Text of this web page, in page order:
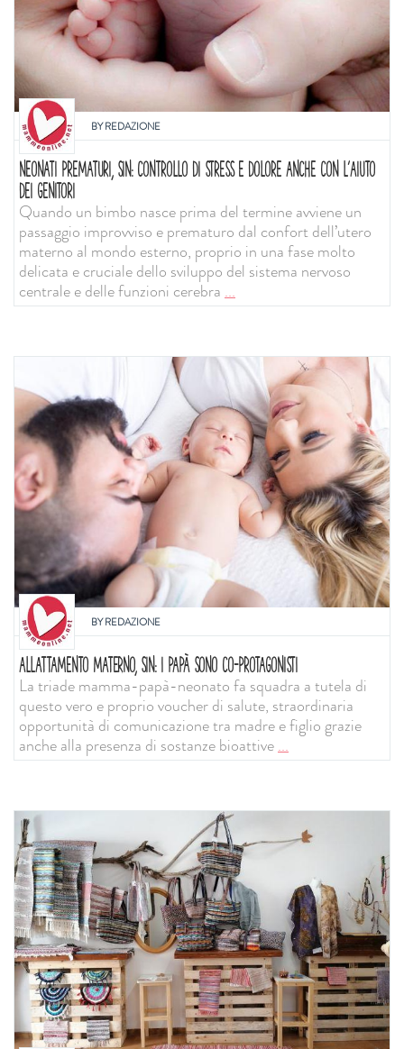
BYREDAZIONE
NEONATI PREMATURI, SIN: CONTROLLO DI STRESS E DOLORE ANCHE CON L'AIUTO
DEI GENITORI
Quando un bimbo nasce prima del termine avviene un
passaggio improvviso e prematuro dal confort dell’utero
materno al mondo esterno, proprio in una fase molto
delicata e cruciale dello sviluppo del sistema nervoso
centrale e delle funzioni cerebra...
BYREDAZIONE
ALLATTAMENTO MATERNO, SIN: I PAPÀ SONO CO-PROTAGONISTI
La triade mamma-papà-neonato fa squadra a tutela di
questo vero e proprio voucher di salute, straordinaria
opportunità di comunicazione tra madre e figlio grazie
anche alla presenza di sostanze bioattive...